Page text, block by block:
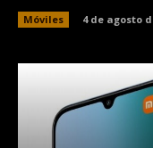
Móviles 4 de agosto